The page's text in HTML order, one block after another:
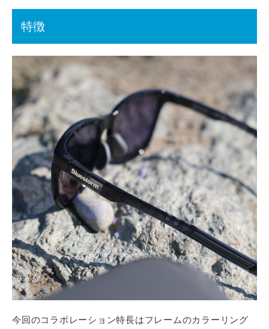
特徴
今回のコラボレーション特長はフレームのカラーリング